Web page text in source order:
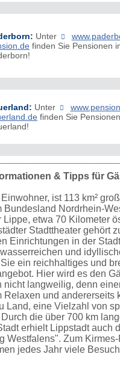
Unter
finden Sie Pensionen
Unter
finden Sie
& Tipps für
ist 113 km²
Bundesland Nordrhein-
Lippe, etwa 70 Kilometer
Stadttheater gehört
Einrichtungen in der
und
ein reichhaltiges und
Hier wird es den
nicht langweilig, denn
Relaxen und andererseits
Land, eine Vielzahl von
die über 700 km
erhielt Lippstadt auch
Westfalens". Zum
jedes Jahr viele